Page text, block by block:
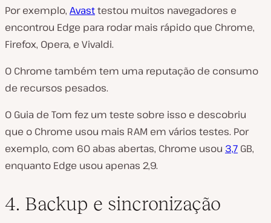
Por exemplo, Avasttestou muitos navegadores e
encontrou Edge para rodar mais rápido que Chrome,
Firefox, Opera, e Vivaldi.
O Chrome também tem uma reputação de consumo
de recursos pesados.
O Guia de Tom fez um teste sobre isso e descobriu
que o Chrome usou mais RAM em vários testes. Por
exemplo, com 60 abas abertas, Chrome usou 3,7 GB,
enquanto Edge usou apenas 2,9.
4. Backup e sincronização